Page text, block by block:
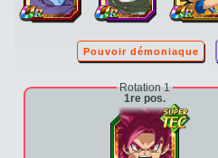
Pouvoir démoniaque
Rotation 1
1re pos.